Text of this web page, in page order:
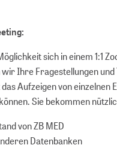
sich in einem 1:1
Ihre Fragestellungen
Aufzeigen von
Sie bekommen
von ZB MED
Datenbanken